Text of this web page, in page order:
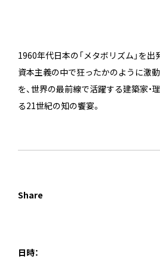
1960年代日本の「メタボリズム」を出
資本主義の中で狂ったかのように激
を、世界の最前線で活躍する建築家・
る21世紀の知の饗宴。
Share
日時：